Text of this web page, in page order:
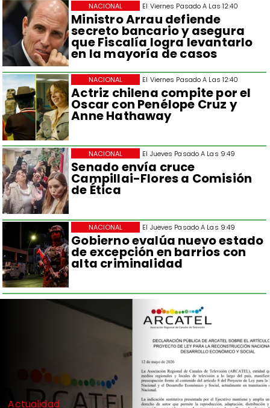
El Viernes Pasado A Las 12:40
Ministro Arrau defiende
secreto bancario y asegura
que Fiscalía logra levantarlo
en la mayoría de casos
NACIONAL
El Viernes Pasado A Las 12:40
Actriz chilena compite por el
Oscar con Penélope Cruz y
Anne Hathaway
NACIONAL
El Jueves Pasado A Las 9:49
Senado envía cruce
Campillai-Flores a Comisión
de Ética
NACIONAL
El Jueves Pasado A Las 9:49
Gobierno evalúa nuevo estado
de excepción en barrios con
alta criminalidad
NACIONAL
Actualidad